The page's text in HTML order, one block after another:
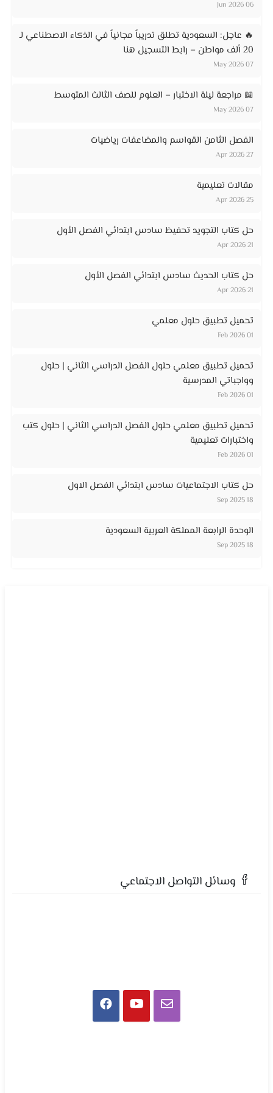
06 Jun 2026
🔥 عاجل: السعودية تطلق تدريباً مجانياً في الذكاء الاصطناعي لـ
20 ألف مواطن – رابط التسجيل هنا
07 May 2026
📖 مراجعة ليلة الاختبار – العلوم للصف الثالث المتوسط
07 May 2026
الفصل الثامن القواسم والمضاعفات رياضيات
27 Apr 2026
مقالات تعليمية
25 Apr 2026
حل كتاب التجويد تحفيظ سادس ابتدائي الفصل الأول
21 Apr 2026
حل كتاب الحديث سادس ابتدائي الفصل الأول
21 Apr 2026
تحميل تطبيق حلول معلمي
01 Feb 2026
تحميل تطبيق معلمي حلول الفصل الدراسي الثاني | حلول
وواجباتي المدرسية
01 Feb 2026
تحميل تطبيق معلمي حلول الفصل الدراسي الثاني | حلول كتب
واختبارات تعليمية
01 Feb 2026
حل كتاب الاجتماعيات سادس ابتدائي الفصل الاول
18 Sep 2025
الوحدة الرابعة المملكة العربية السعودية
18 Sep 2025
وسائل التواصل الاجتماعي